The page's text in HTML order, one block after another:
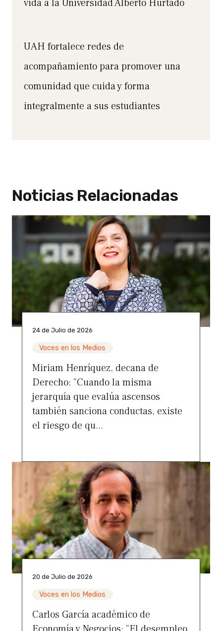
vida a la Universidad Alberto Hurtado
UAH fortalece redes de
acompañamiento para promover una
comunidad que cuida y forma
integralmente a sus estudiantes
Noticias Relacionadas
24 de Julio de 2026
Voces en los Medios
Miriam Henríquez, decana de
Derecho: “Cuando la misma
jerarquía que evalúa ascensos
también sanciona conductas, existe
el riesgo de qu...
20 de Julio de 2026
Voces en los Medios
Carlos García académico de